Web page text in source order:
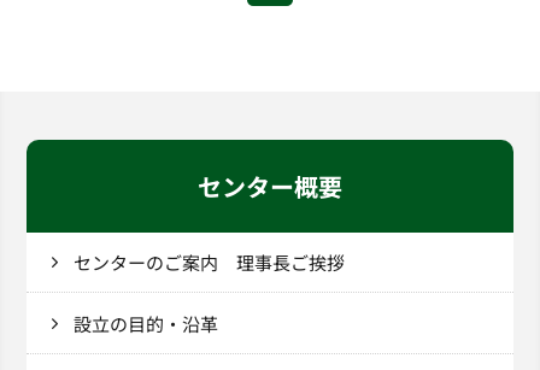
センター概要
センターのご案内 理事長ご挨拶
設立の目的・沿革